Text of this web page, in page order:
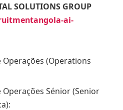
SOLUTIONS GROUP
ai-
Operações (Operations
Operações Sénior (Senior